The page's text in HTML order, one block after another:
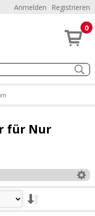
Anmelden Registrieren
0
für Nur